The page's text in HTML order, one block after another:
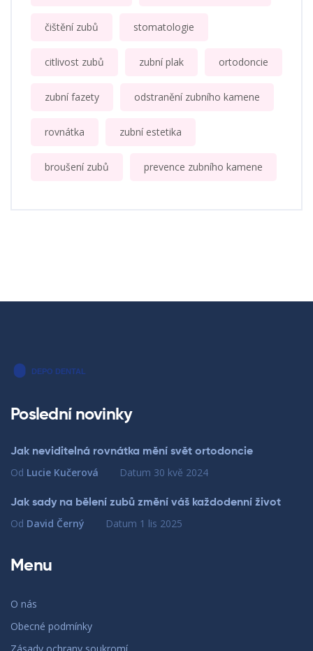
čištění zubů stomatologie
citlivost zubů zubní plak ortodoncie
zubní fazety odstranění zubního kamene
rovnátka zubní estetika
broušení zubů prevence zubního kamene
Poslední novinky
Jak neviditelná rovnátka mění svět ortodoncie
Od Lucie Kučerová Datum 30 kvě 2024
Jak sady na bělení zubů změní váš každodenní život
Od David Černý Datum 1 lis 2025
Menu
O nás
Obecné podmínky